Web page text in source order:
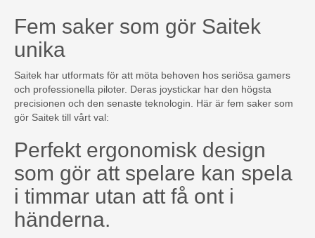
Fem saker som gör Saitek
unika
Saitek har utformats för att möta behoven hos seriösa gamers
och professionella piloter. Deras joystickar har den högsta
precisionen och den senaste teknologin. Här är fem saker som
gör Saitek till vårt val:
Perfekt ergonomisk design
som gör att spelare kan spela
i timmar utan att få ont i
händerna.